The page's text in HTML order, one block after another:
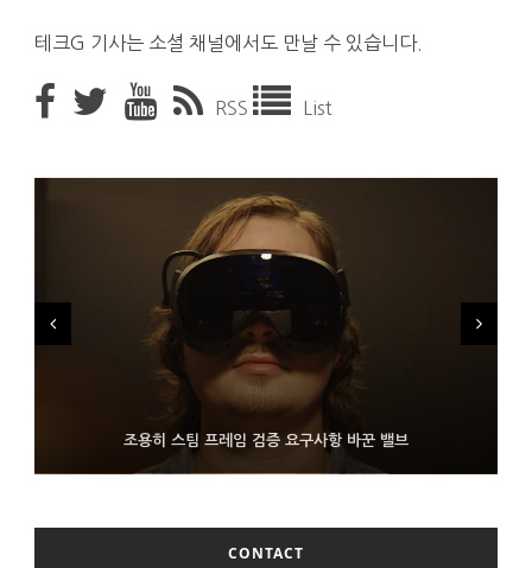
테크G 기사는 소셜 채널에서도 만날 수 있습니다.
RSS List
조용히 스팀 프레임 검증 요구사항 바꾼 밸브
9월 4일부터 서비스 접는 안드로이드 장치용 구글 어시스턴트
보인 삼성전자
CONTACT